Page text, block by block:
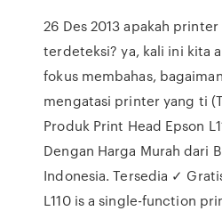
26 Des 2013 apakah
terdeteksi? ya, kali ini kita
fokus membahas,
mengatasi printer yang ti
Produk Print Head Epson
Dengan Harga Murah dari
Indonesia. Tersedia ✓
L110 is a single-function